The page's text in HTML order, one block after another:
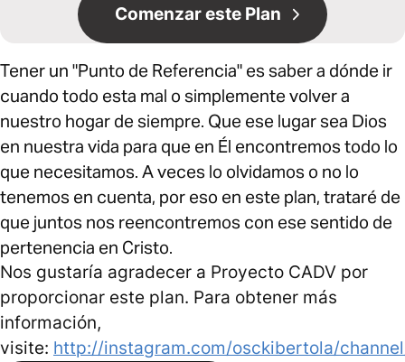
Comenzar este Plan
Tener un "Punto de Referencia" es saber a dónde ir
cuando todo esta mal o simplemente volver a
nuestro hogar de siempre. Que ese lugar sea Dios
en nuestra vida para que en Él encontremos todo lo
que necesitamos. A veces lo olvidamos o no lo
tenemos en cuenta, por eso en este plan, trataré de
que juntos nos reencontremos con ese sentido de
pertenencia en Cristo.
Nos gustaría agradecer a Proyecto CADV por
proporcionar este plan. Para obtener más
información,
visite: http://instagram.com/osckibertola/